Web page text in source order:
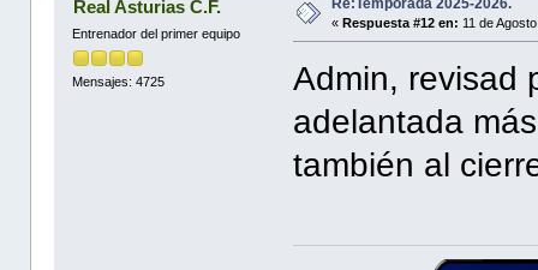
Real Asturias C.F.
Entrenador del primer equipo
Mensajes: 4725
«Respuesta #12 en: 11 de
Admin, revisad
adelantada
también al